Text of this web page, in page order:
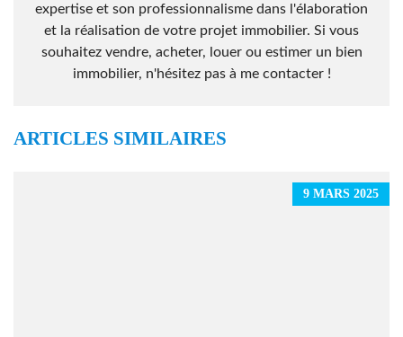
expertise et son professionnalisme dans l'élaboration
et la réalisation de votre projet immobilier. Si vous
souhaitez vendre, acheter, louer ou estimer un bien
immobilier, n'hésitez pas à me contacter !
ARTICLES SIMILAIRES
9 MARS 2025